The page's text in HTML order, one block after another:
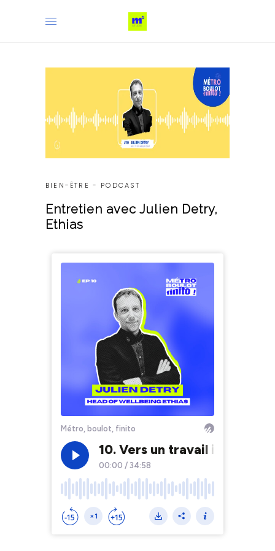
BIEN-ÊTRE - PODCAST
Entretien avec Julien Detry,
Ethias